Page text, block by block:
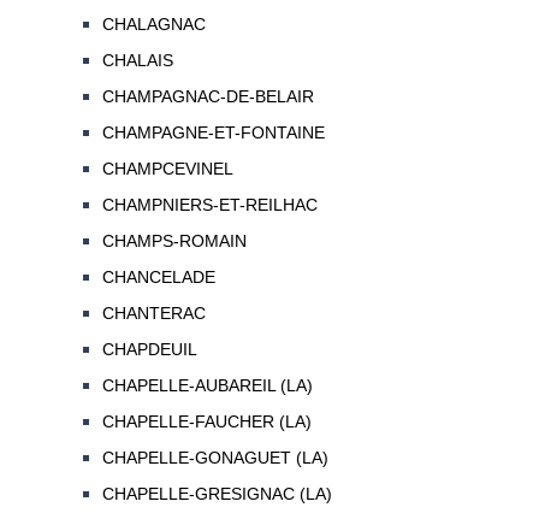
CHALAGNAC
CHALAIS
CHAMPAGNAC-DE-BELAIR
CHAMPAGNE-ET-FONTAINE
CHAMPCEVINEL
CHAMPNIERS-ET-REILHAC
CHAMPS-ROMAIN
CHANCELADE
CHANTERAC
CHAPDEUIL
CHAPELLE-AUBAREIL (LA)
CHAPELLE-FAUCHER (LA)
CHAPELLE-GONAGUET (LA)
CHAPELLE-GRESIGNAC (LA)